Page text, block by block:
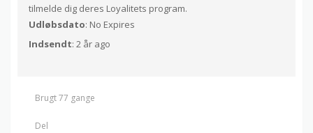
tilmelde dig deres Loyalitets program.
Udløbsdato: No Expires
Indsendt: 2 år ago
Brugt 77 gange
Del